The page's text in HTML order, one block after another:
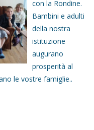
con la Rondine.
Bambini e adulti
della nostra
istituzione
augurano
prosperità al
le vostre famiglie..